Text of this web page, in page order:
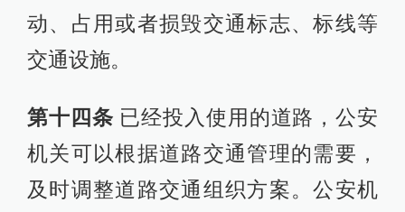
动、占用或者损毁交通标志、标线等
交通设施。
第十四条 已经投入使用的道路，公安
机关可以根据道路交通管理的需要，
及时调整道路交通组织方案。公安机